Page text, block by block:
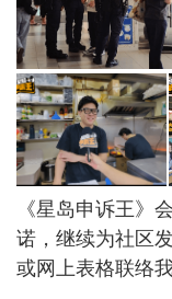
《星岛申诉王》
诺，继续为社区
或网上表格联络我